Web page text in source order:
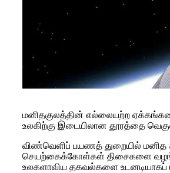
மனிதகுலத்தின் எல்லையற்ற
உலகிற்கு இடையிலான தூரத்தை
விண்வெளிப் பயணத் துறையில் மனித
செயற்கைக்கோள்கள் திசைகளை
உலகளாவிய தகவல்களை உடனடியாகப்